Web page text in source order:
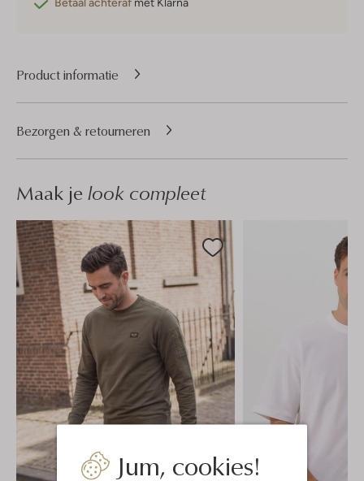
Jum, cookies!
Product informatie
Bezorgen & retourneren
Maak je look compleet